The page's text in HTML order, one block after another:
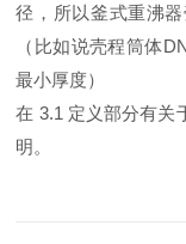
径，所以釜式重沸
（比如说壳程筒体
最小厚度）
在 3.1 定义部分有关
明。